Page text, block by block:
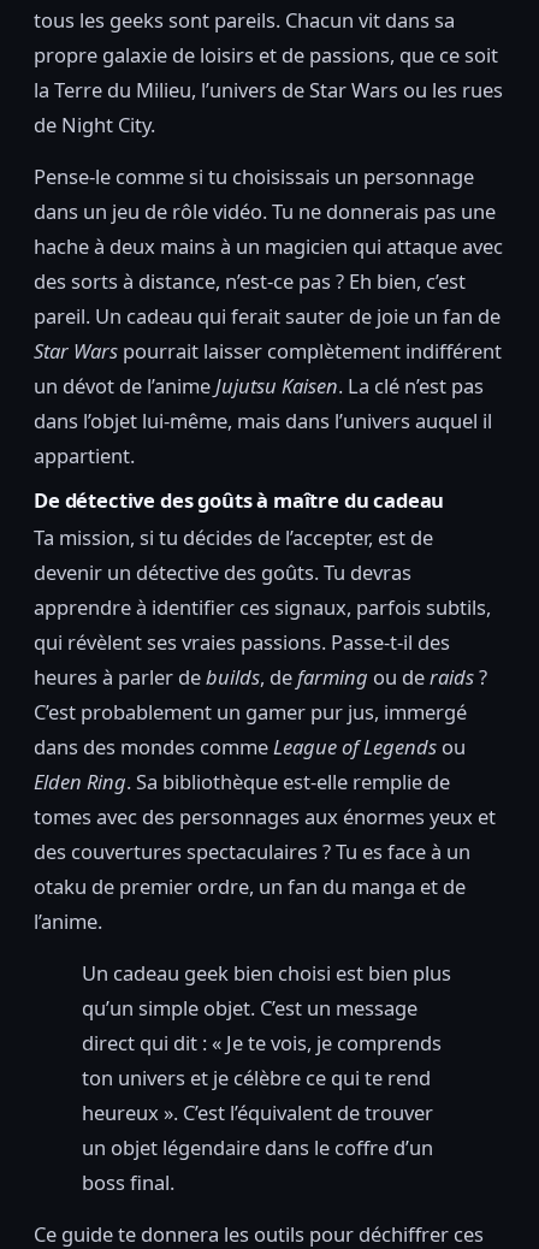
tous les geeks sont pareils. Chacun vit dans sa
propre galaxie de loisirs et de passions, que ce soit
la Terre du Milieu, l’univers de Star Wars ou les rues
de Night City.
Pense-le comme si tu choisissais un personnage
dans un jeu de rôle vidéo. Tu ne donnerais pas une
hache à deux mains à un magicien qui attaque avec
des sorts à distance, n’est-ce pas ? Eh bien, c’est
pareil. Un cadeau qui ferait sauter de joie un fan de
Star Wars pourrait laisser complètement indifférent
un dévot de l’animeJujutsu Kaisen. La clé n’est pas
dans l’objet lui-même, mais dans l’univers auquel il
appartient.
De détective des goûts à maître du cadeau
Ta mission, si tu décides de l’accepter, est de
devenir un détective des goûts. Tu devras
apprendre à identifier ces signaux, parfois subtils,
qui révèlent ses vraies passions. Passe-t-il des
heures à parler debuilds, defarming ou deraids?
C’est probablement un gamer pur jus, immergé
dans des mondes commeLeague of Legends ou
Elden Ring. Sa bibliothèque est-elle remplie de
tomes avec des personnages aux énormes yeux et
des couvertures spectaculaires ? Tu es face à un
otaku de premier ordre, un fan du manga et de
l’anime.
Un cadeau geek bien choisi est bien plus
qu’un simple objet. C’est un message
direct qui dit : « Je te vois, je comprends
ton univers et je célèbre ce qui te rend
heureux ». C’est l’équivalent de trouver
un objet légendaire dans le coffre d’un
boss final.
Ce guide te donnera les outils pour déchiffrer ces